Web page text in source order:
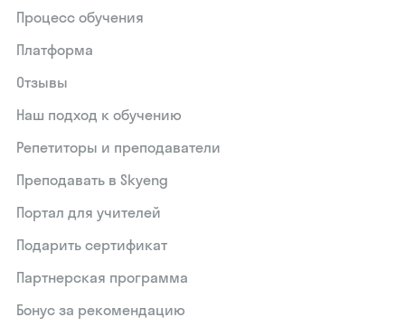
Процесс обучения
Платформа
Отзывы
Наш подход к обучению
Репетиторы и преподаватели
Преподавать в Skyeng
Портал для учителей
Подарить сертификат
Партнерская программа
Бонус за рекомендацию